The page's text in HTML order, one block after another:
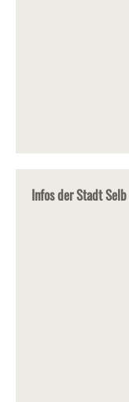
Infos der Stadt Selb